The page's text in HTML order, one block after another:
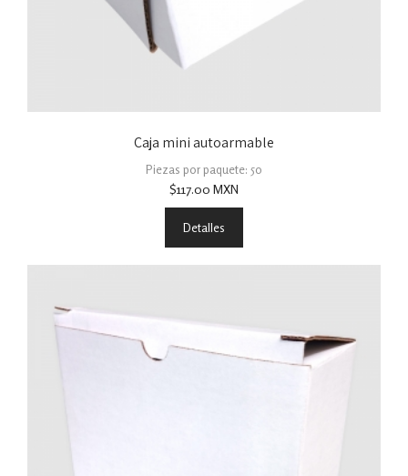
Caja mini autoarmable
Piezas por paquete: 50
$117.00 MXN
Detalles